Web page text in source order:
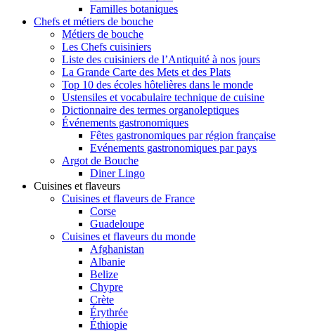
Familles botaniques
Chefs et métiers de bouche
Métiers de bouche
Les Chefs cuisiniers
Liste des cuisiniers de l’Antiquité à nos jours
La Grande Carte des Mets et des Plats
Top 10 des écoles hôtelières dans le monde
Ustensiles et vocabulaire technique de cuisine
Dictionnaire des termes organoleptiques
Événements gastronomiques
Fêtes gastronomiques par région française
Evénements gastronomiques par pays
Argot de Bouche
Diner Lingo
Cuisines et flaveurs
Cuisines et flaveurs de France
Corse
Guadeloupe
Cuisines et flaveurs du monde
Afghanistan
Albanie
Belize
Chypre
Crète
Érythrée
Éthiopie